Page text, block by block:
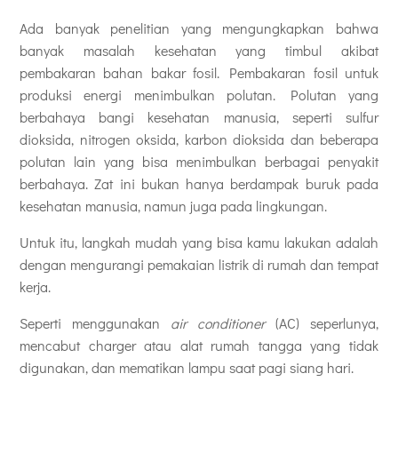
Ada banyak penelitian yang mengungkapkan bahwa
banyak masalah kesehatan yang timbul akibat
pembakaran bahan bakar fosil. Pembakaran fosil untuk
produksi energi menimbulkan polutan. Polutan yang
berbahaya bangi kesehatan manusia, seperti sulfur
dioksida, nitrogen oksida, karbon dioksida dan beberapa
polutan lain yang bisa menimbulkan berbagai penyakit
berbahaya. Zat ini bukan hanya berdampak buruk pada
kesehatan manusia, namun juga pada lingkungan.
Untuk itu, langkah mudah yang bisa kamu lakukan adalah
dengan mengurangi pemakaian listrik di rumah dan tempat
kerja.
Seperti menggunakan air conditioner(AC) seperlunya,
mencabut charger atau alat rumah tangga yang tidak
digunakan, dan mematikan lampu saat pagi siang hari.